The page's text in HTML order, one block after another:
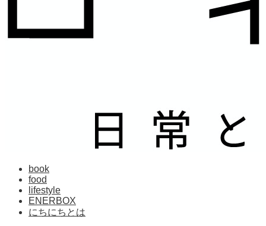
book
food
lifestyle
ENERBOX
にちにちとは